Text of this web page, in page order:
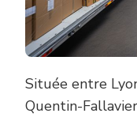
Située entre
Quentin-